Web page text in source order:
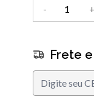
-
+
Frete